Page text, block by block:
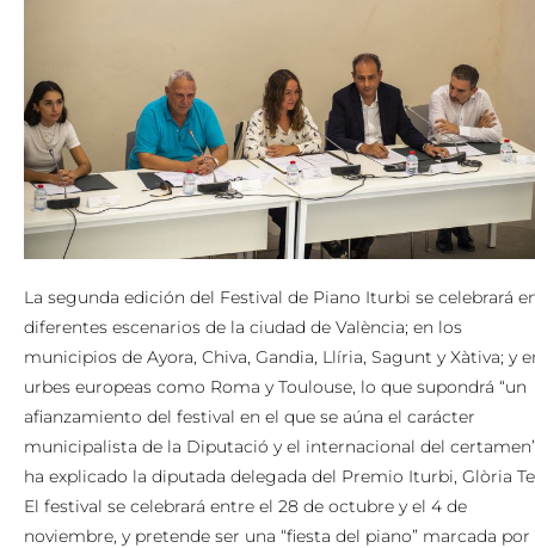
La segunda edición del Festival de Piano Iturbi se celebrará
diferentes escenarios de la ciudad de València; en los
municipios de Ayora, Chiva, Gandia, Llíria, Sagunt y Xàtiva; y
urbes europeas como Roma y Toulouse, lo que supondrá “un
afianzamiento del festival en el que se aúna el carácter
municipalista de la Diputació y el internacional del
ha explicado la diputada delegada del Premio Iturbi, Glòria
El festival se celebrará entre el 28 de octubre y el 4 de
noviembre, y pretende ser una “fiesta del piano” marcada por